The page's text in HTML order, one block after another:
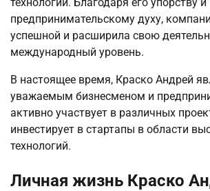
предпринимательскому духу,
успешной и расширила свою
международный уровень.
В настоящее время, Краско Андрей
уважаемым бизнесменом и
активно участвует в различных
инвестирует в стартапы в области
технологий.
Личная жизнь Краско